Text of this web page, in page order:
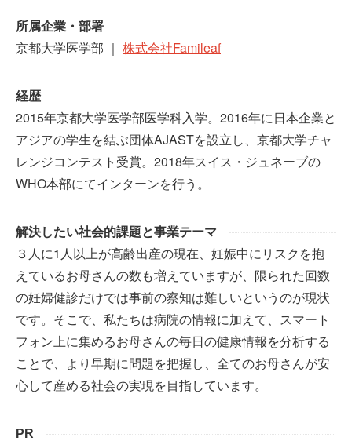
所属企業・部署
京都大学医学部 ｜ 株式会社Famileaf
経歴
2015年京都大学医学部医学科入学。2016年に日本企業と
アジアの学生を結ぶ団体AJASTを設立し、京都大学チャ
レンジコンテスト受賞。2018年スイス・ジュネーブの
WHO本部にてインターンを行う。
解決したい社会的課題と事業テーマ
３人に1人以上が高齢出産の現在、妊娠中にリスクを抱
えているお母さんの数も増えていますが、限られた回数
の妊婦健診だけでは事前の察知は難しいというのが現状
です。そこで、私たちは病院の情報に加えて、スマート
フォン上に集めるお母さんの毎日の健康情報を分析する
ことで、より早期に問題を把握し、全てのお母さんが安
心して産める社会の実現を目指しています。
PR